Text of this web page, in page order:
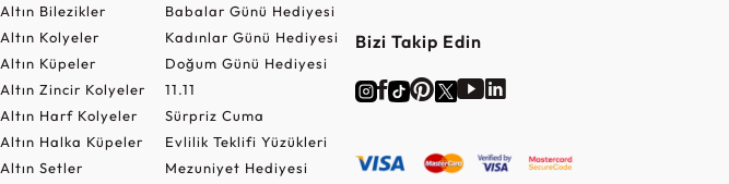
Altın Bilezikler
Altın Kolyeler
Altın Küpeler
Altın Zincir Kolyeler
Altın Harf Kolyeler
Altın Halka Küpeler
Altın Setler
Babalar Günü Hediyesi
Kadınlar Günü Hediyesi
Doğum Günü Hediyesi
11.11
Sürpriz Cuma
Evlilik Teklifi Yüzükleri
Mezuniyet Hediyesi
Bizi Takip Edin